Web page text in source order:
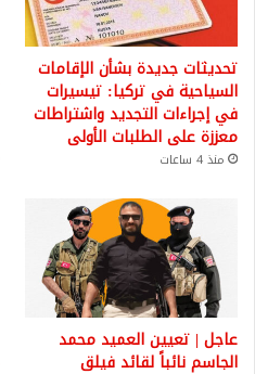
تحديثات جديدة بشأن الإقامات
السياحية في تركيا: تيسيرات
في إجراءات التجديد واشتراطات
معززة على الطلبات الأولى
منذ 4 ساعات
عاجل | تعيين العميد محمد
الجاسم نائباً لقائد فيلق